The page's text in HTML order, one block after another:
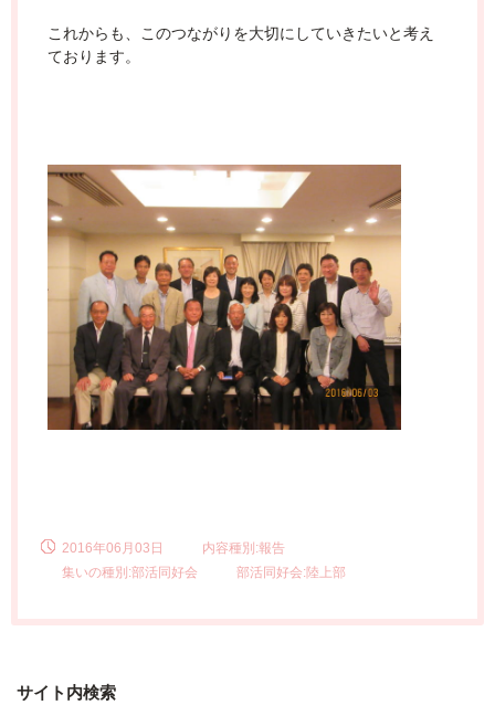
これからも、このつながりを大切にしていきたいと考え
ております。
2016年06月03日
内容種別:報告
集いの種別:部活同好会
部活同好会:陸上部
サイト内検索